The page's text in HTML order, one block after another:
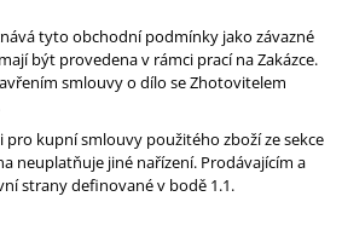
tyto obchodní podmínky jako závazné
být provedena v rámci prací na Zakázce.
smlouvy o dílo se Zhotovitelem
pro kupní smlouvy použitého zboží ze sekce
neuplatňuje jiné nařízení. Prodávajícím a
strany definované v bodě 1.1.